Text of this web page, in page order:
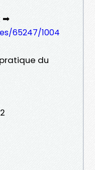
➡
65247/1004
du